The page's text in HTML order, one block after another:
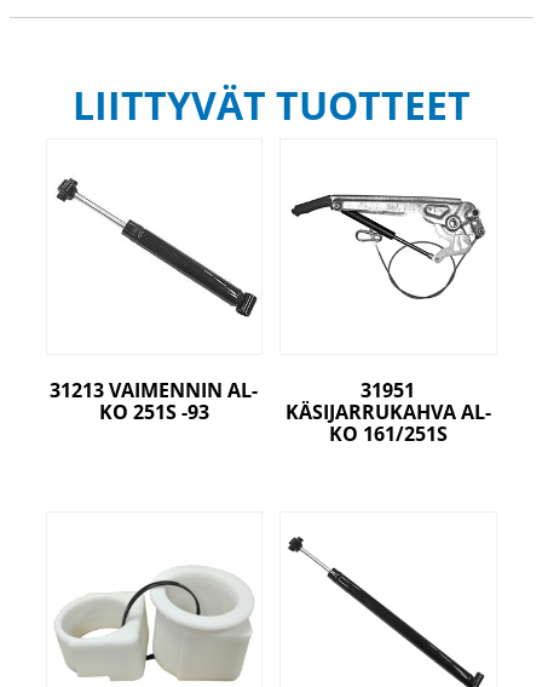
LIITTYVÄT TUOTTEET
31213 VAIMENNIN AL-
KO 251S -93
31951
KÄSIJARRUKAHVA AL-
KO 161/251S